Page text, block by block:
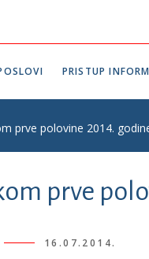
PRISTUP
prve polovine 2014.
prve
16.07.2014.